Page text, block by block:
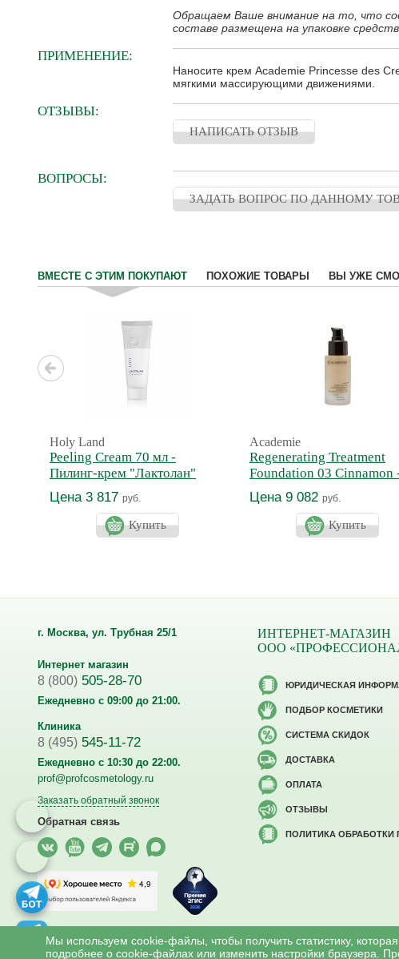
Обращаем Ваше внимание на то, что
составе размещена на упаковке
ПРИМЕНЕНИЕ:
Наносите крем Academie Princesse des
мягкими массирующими движениями.
ОТЗЫВЫ:
НАПИСАТЬ ОТЗЫВ
ВОПРОСЫ:
ЗАДАТЬ ВОПРОС ПО ДАННОМУ
ВМЕСТЕ С ЭТИМ ПОКУПАЮТ ПОХОЖИЕ ТОВАРЫ ВЫ УЖЕ
Holy Land
Peeling Cream 70 мл -
Пилинг-крем "Лактолан"
Цена 3 817 руб.
Купить
Academie
Regenerating Treatment
Foundation 03 Cinnamon
Регенерирующая
основа Тон 3 Корица
Цена 9 082 руб.
Купить
г. Москва, ул. Трубная 25/1
Интернет магазин
8 (800) 505-28-70
Ежедневно с 09:00 до 21:00.
Клиника
8 (495) 545-11-72
Ежедневно с 10:30 до 22:00.
prof@profcosmetology.ru
Заказать обратный звонок
Обратная связь
ИНТЕРНЕТ-МАГАЗИН
ООО
ЮРИДИЧЕСКАЯ
ПОДБОР КОСМЕТИКИ
CИСТЕМА СКИДОК
ДОСТАВКА
ОПЛАТА
ОТЗЫВЫ
ПОЛИТИКА
Мы используем cookie-файлы, чтобы получить статистику,
подробнее о cookie-файлах или изменить настройки браузера.